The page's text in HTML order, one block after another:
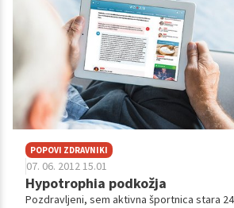
POPOVI ZDRAVNIKI
07. 06. 2012 15.01
Hypotrophia podkožja
Pozdravljeni, sem aktivna športnica stara